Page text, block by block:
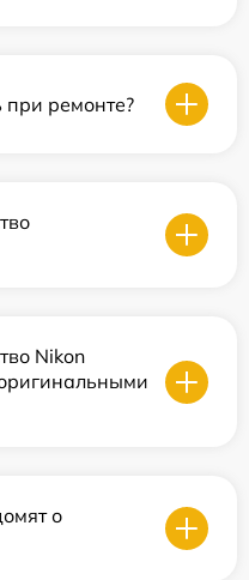
при ремонте?
Nikon
о